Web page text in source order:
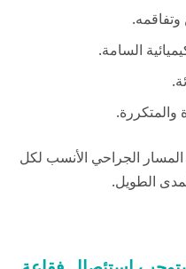
السامة.
والمتكررة.
الجراحي الأنسب لكل
الطويل.